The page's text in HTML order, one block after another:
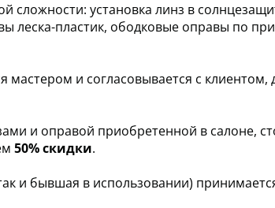
сложности: установка линз в
леска-пластик, ободковые оправы по
мастером и согласовывается с клиентом,
и оправой приобретенной в салоне,
50% скидки.
и бывшая в использовании)